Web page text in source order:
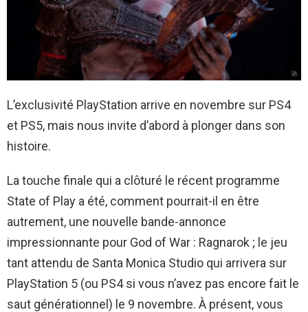
L’exclusivité PlayStation arrive en novembre sur PS4
et PS5, mais nous invite d’abord à plonger dans son
histoire.
La touche finale qui a clôturé le récent programme
State of Play a été, comment pourrait-il en être
autrement, une nouvelle bande-annonce
impressionnante pour God of War : Ragnarok ; le jeu
tant attendu de Santa Monica Studio qui arrivera sur
PlayStation 5 (ou PS4 si vous n’avez pas encore fait le
saut générationnel) le 9 novembre. À présent, vous